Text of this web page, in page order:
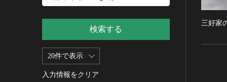
三好家
鉄器 [朝鮮半島]
原三国・朝鮮三国 [朝鮮半島]
原三国・朝鮮三国 [朝鮮半島]
新羅 [朝鮮半島]
彫刻
木像
金属像
記録作成等の措置を講ずべき無
形文化財
重要有形民俗文化財
重要無形民俗文化財
登録無形民俗文化財
記録作成等の措置を講ずべき無
CC0
CC BY（表示）
CC BY-SA（表示—継承）
CC BY-ND（表示—改変禁止）
検索する
20件で表示
入力情報をクリア